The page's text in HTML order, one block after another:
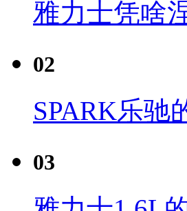
雅力士凭啥
02
SPARK乐驰
03